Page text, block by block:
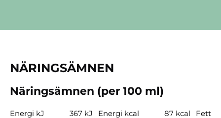
NÄRINGSÄMNEN
Näringsämnen (per 100 ml)
Energi kJ 367 kJ Energi kcal 87 kcal Fett